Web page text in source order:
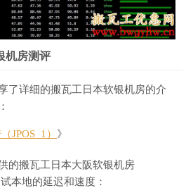
机房测评
了详细的搬瓦工日本软银机房的介
JPOS_1） 》
的搬瓦工日本大阪软银机房
本地的延迟和速度：